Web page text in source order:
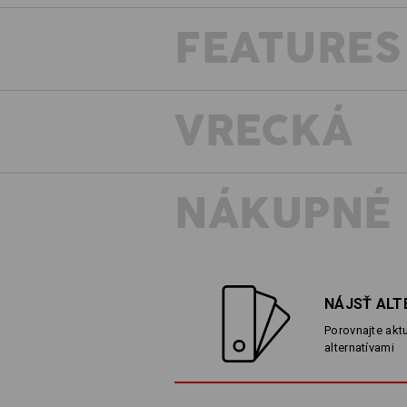
FEATURES
VRECKÁ
NÁKUPNÉ
NÁJSŤ
Porovnajte
alternatívami